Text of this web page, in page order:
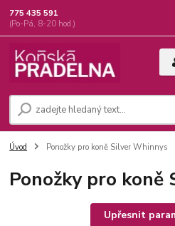
775 435 591
(Po-Pá, 8-20 hod.)
Úvod Ponožky pro koně Silver Whinnys
Ponožky pro koně
Upřesnit